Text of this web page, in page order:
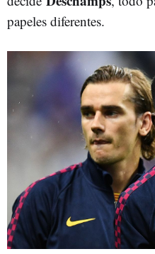
papeles diferentes.